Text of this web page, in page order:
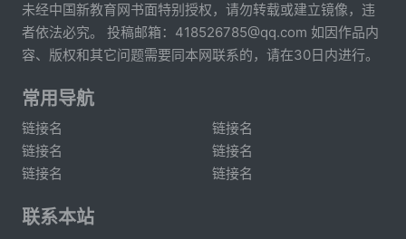
未经中国新教育网书面特别授权，请勿转载或建立镜像，违
者依法必究。 投稿邮箱：418526785@qq.com 如因作品内
容、版权和其它问题需要同本网联系的，请在30日内进行。
常用导航
链接名
链接名
链接名
链接名
链接名
链接名
联系本站